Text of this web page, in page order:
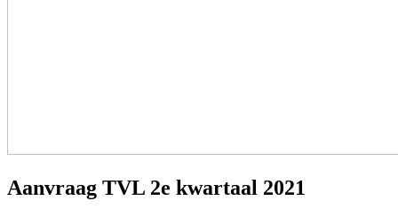
Aanvraag TVL 2e kwartaal 2021